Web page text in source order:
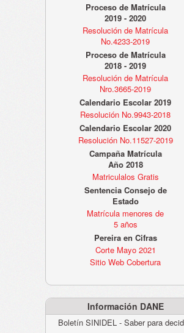
Proceso de Matrícula
2019 - 2020
Resolución de Matrícula
No.4233-2019
Proceso de Matrícula
2018 - 2019
Resolución de Matrícula
Nro.3665-2019
Calendario Escolar 2019
Resolución No.9943-2018
Calendario Escolar 2020
Resolución No.11527-2019
Campaña Matrícula
Año 2018
Matriculalos Gratis
Sentencia Consejo de
Estado
Matrícula menores de
5 años
Pereira en Cifras
Corte Mayo 2021
Sitio Web Cobertura
Información DANE
Boletín SINIDEL - Saber para